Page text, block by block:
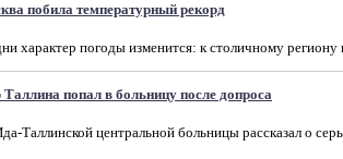
побила температурный рекорд
характер погоды изменится: к столичному
попал в больницу после допроса
Таллинской центральной больницы рассказал о